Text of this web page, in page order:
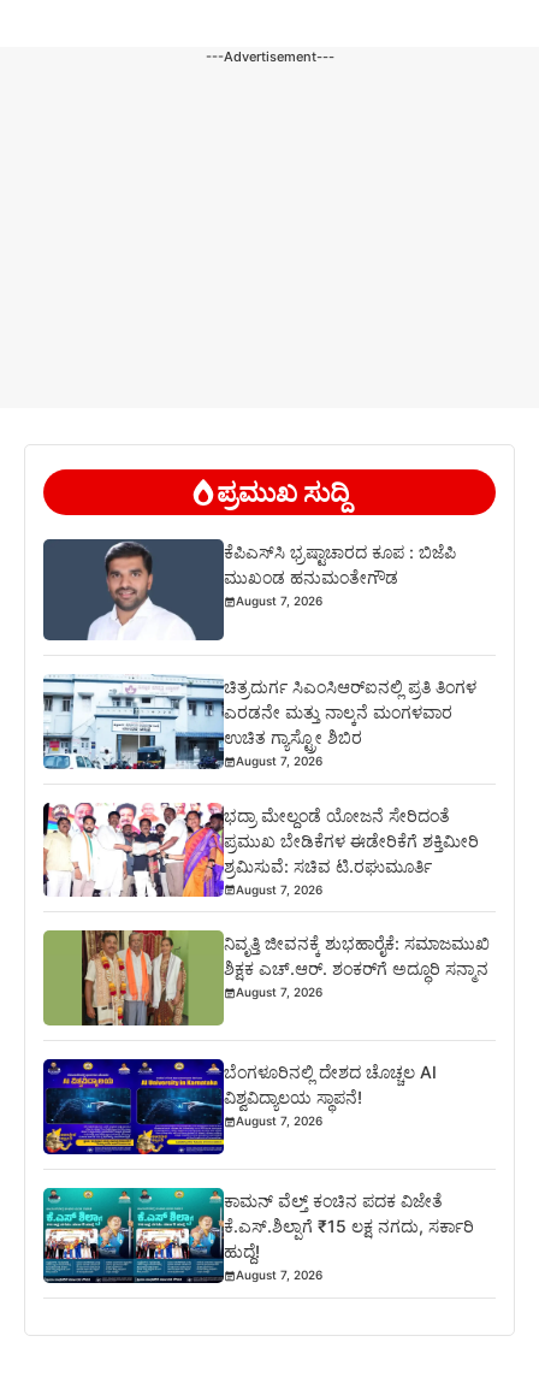
---Advertisement---
ಪ್ರಮುಖ ಸುದ್ದಿ
ಕೆಪಿಎಸ್‍ಸಿ ಭ್ರಷ್ಟಾಚಾರದ ಕೂಪ : ಬಿಜೆಪಿ
ಮುಖಂಡ ಹನುಮಂತೇಗೌಡ
August 7, 2026
ಚಿತ್ರದುರ್ಗ ಸಿಎಂಸಿಆರ್‍ಐನಲ್ಲಿ ಪ್ರತಿ ತಿಂಗಳ
ಎರಡನೇ ಮತ್ತು ನಾಲ್ಕನೆ ಮಂಗಳವಾರ
ಉಚಿತ ಗ್ಯಾಸ್ಟ್ರೋ ಶಿಬಿರ
August 7, 2026
ಭದ್ರಾ ಮೇಲ್ದಂಡೆ ಯೋಜನೆ ಸೇರಿದಂತೆ
ಪ್ರಮುಖ ಬೇಡಿಕೆಗಳ ಈಡೇರಿಕೆಗೆ ಶಕ್ತಿಮೀರಿ
ಶ್ರಮಿಸುವೆ: ಸಚಿವ ಟಿ.ರಘುಮೂರ್ತಿ
August 7, 2026
ನಿವೃತ್ತಿ ಜೀವನಕ್ಕೆ ಶುಭಹಾರೈಕೆ: ಸಮಾಜಮುಖಿ
ಶಿಕ್ಷಕ ಎಚ್.ಆರ್. ಶಂಕರ್‌ಗೆ ಅದ್ಧೂರಿ ಸನ್ಮಾನ
August 7, 2026
ಬೆಂಗಳೂರಿನಲ್ಲಿ ದೇಶದ ಚೊಚ್ಚಲ AI
ವಿಶ್ವವಿದ್ಯಾಲಯ ಸ್ಥಾಪನೆ!
August 7, 2026
ಕಾಮನ್ ವೆಲ್ತ್ ಕಂಚಿನ ಪದಕ ವಿಜೇತೆ
ಕೆ.ಎಸ್.ಶಿಲ್ಪಾಗೆ ₹15 ಲಕ್ಷ ನಗದು, ಸರ್ಕಾರಿ
ಹುದ್ದೆ!
August 7, 2026